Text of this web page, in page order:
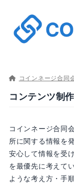
コインネージ合同
コンテンツ制
コインネージ合同
所に関する情報を
安心して情報を受
を最優先に考えて
ような考え方・手